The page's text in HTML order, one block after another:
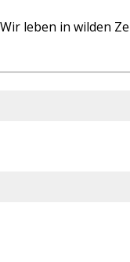
leben in wilden